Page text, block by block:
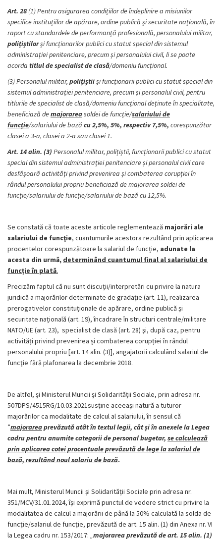
Art. 28 (1) Pentru asigurarea condițiilor de îndeplinire a misiunilor
specifice instituțiilor de apărare, ordine publică și securitate națională, în
raport cu standardele de performanță profesională, personalului militar,
polițiștilorși funcționarilor publici cu statut special din sistemul
administrației penitenciare, precum și personalului civil, li se poate
acorda titlul de specialist de clasă/domeniu funcțional.
(3) Personalul militar, polițiștiiși funcționarii publici cu statut special din
sistemul administrației penitenciare, precum și personalul civil, pentru
titlurile de specialist de clasă/domeniu funcțional deținute în specialitate,
beneficiază demajorareasoldei de funcție/salariului de
funcție/salariului de bază cu 2,5%, 5%, respectiv 7,5%, corespunzător
clasei a 3-a, clasei a 2-a sau clasei 1.
Art. 14 alin. (3) Personalul militar, polițiștii, funcționarii publici cu statut
special din sistemul administrației penitenciare și personalul civil care
desfășoară activități privind prevenirea și combaterea corupției în
rândul personalului propriu beneficiază de majorarea soldei de
funcție/salariului de funcție/salariului de bază cu 12,5%.
Se constată că toate aceste articole reglementează majorări ale
salariului de funcţie, cuantumurile acestora rezultând prin aplicarea
procentelor corespunzătoare la salariul de funcție, adunate la
acesta din urmă, determinând cuantumul final al salariului de
funcție în plată.
Precizăm faptul că nu sunt discuţii/interpretări cu privire la natura
juridică a majorărilor determinate de gradaţie (art. 11), realizarea
prerogativelor constituționale de apărare, ordine publică și
securitate națională (art. 19), încadrare în structuri centrale/militare
NATO/UE (art. 23), specialist de clasă (art. 28) şi, după caz, pentru
activități privind prevenirea și combaterea corupției în rândul
personalului propriu [art. 14 alin. (3)], angajatorii calculând salariul de
funcţie fără plafonarea la decembrie 2018.
De altfel, şi Ministerul Muncii şi Solidarităţii Sociale, prin adresa nr.
507DPS/4515RG/10.03.2021susţine aceeaşi natură a tuturor
majorărilor ca modalitate de calcul al salariului, în sensul că
”majorareaprevăzută atât în textul legii, cât și în anexele la Legea
cadru pentru anumite categorii de personal bugetar, se calculează
prin aplicarea cotei procentuale prevăzută de lege la salariul de
bază, rezultând noul salariu de bază.
Mai mult, Ministerul Muncii și Solidarității Sociale prin adresa nr.
351/MCV/31.01.2024, își exprimă punctul de vedere strict cu privire la
modalitatea de calcul a majorării de până la 50% calculată la solda de
funcție/salariul de funcție, prevăzută de art. 15 alin. (1) din Anexa nr. VI
la Legea cadru nr. 153/2017: „majorarea prevăzută de art. 15 alin. (1)